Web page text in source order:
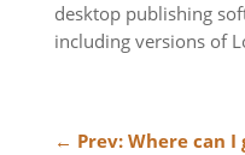
desktop publishing
including versions of
← Prev: Where can